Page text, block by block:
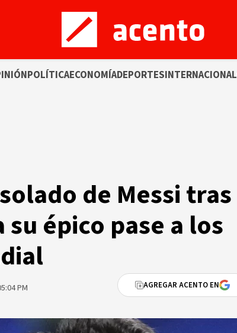
POLÍTICAECONOMÍADEPORTESINTERNACIONAL
de Messi tras
épico pase a los
PM AGREGAR ACENTO EN